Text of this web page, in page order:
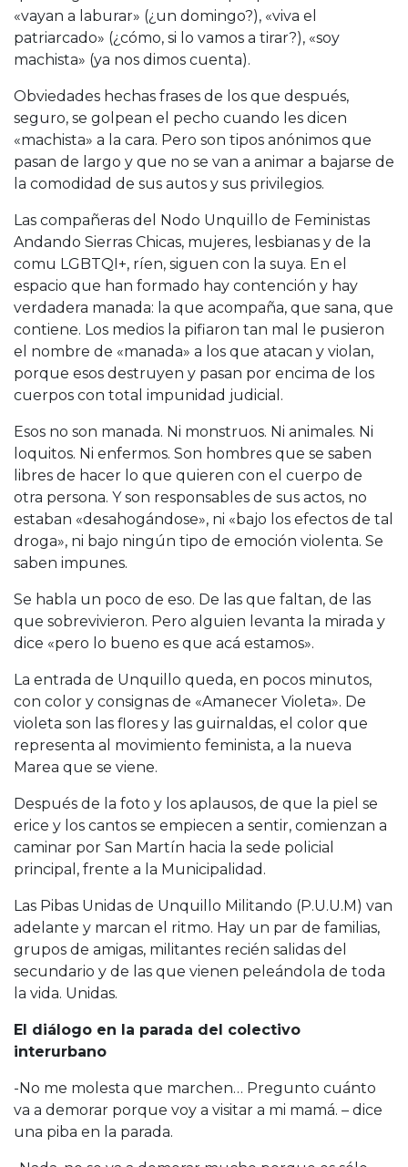
«vayan a laburar» (¿un domingo?), «viva el
patriarcado» (¿cómo, si lo vamos a tirar?), «soy
machista» (ya nos dimos cuenta).
Obviedades hechas frases de los que después,
seguro, se golpean el pecho cuando les dicen
«machista» a la cara. Pero son tipos anónimos que
pasan de largo y que no se van a animar a bajarse de
la comodidad de sus autos y sus privilegios.
Las compañeras del Nodo Unquillo de Feministas
Andando Sierras Chicas, mujeres, lesbianas y de la
comu LGBTQI+, ríen, siguen con la suya. En el
espacio que han formado hay contención y hay
verdadera manada: la que acompaña, que sana, que
contiene. Los medios la pifiaron tan mal le pusieron
el nombre de «manada» a los que atacan y violan,
porque esos destruyen y pasan por encima de los
cuerpos con total impunidad judicial.
Esos no son manada. Ni monstruos. Ni animales. Ni
loquitos. Ni enfermos. Son hombres que se saben
libres de hacer lo que quieren con el cuerpo de
otra persona. Y son responsables de sus actos, no
estaban «desahogándose», ni «bajo los efectos de tal
droga», ni bajo ningún tipo de emoción violenta. Se
saben impunes.
Se habla un poco de eso. De las que faltan, de las
que sobrevivieron. Pero alguien levanta la mirada y
dice «pero lo bueno es que acá estamos».
La entrada de Unquillo queda, en pocos minutos,
con color y consignas de «Amanecer Violeta». De
violeta son las flores y las guirnaldas, el color que
representa al movimiento feminista, a la nueva
Marea que se viene.
Después de la foto y los aplausos, de que la piel se
erice y los cantos se empiecen a sentir, comienzan a
caminar por San Martín hacia la sede policial
principal, frente a la Municipalidad.
Las Pibas Unidas de Unquillo Militando (P.U.U.M) van
adelante y marcan el ritmo. Hay un par de familias,
grupos de amigas, militantes recién salidas del
secundario y de las que vienen peleándola de toda
la vida. Unidas.
El diálogo en la parada del colectivo
interurbano
-No me molesta que marchen… Pregunto cuánto
va a demorar porque voy a visitar a mi mamá. – dice
una piba en la parada.